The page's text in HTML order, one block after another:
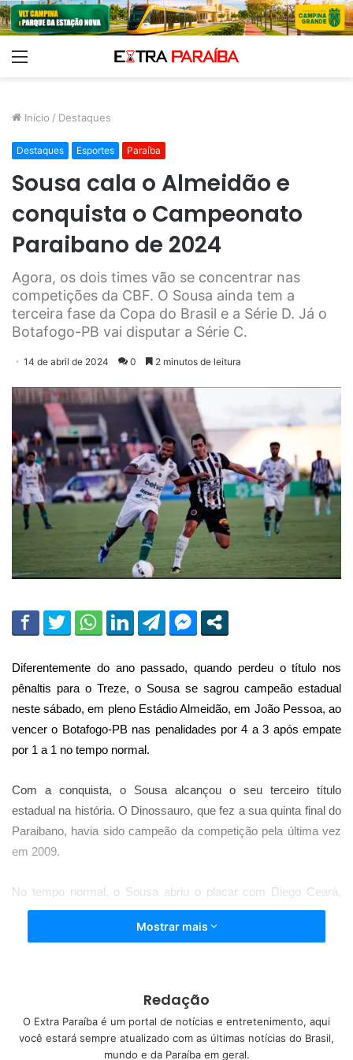
Início / Destaques
Destaques Esportes Paraíba
Sousa cala o Almeidão e
conquista o Campeonato
Paraibano de 2024
Agora, os dois times vão se concentrar nas
competições da CBF. O Sousa ainda tem a
terceira fase da Copa do Brasil e a Série D. Já o
Botafogo-PB vai disputar a Série C.
14 de abril de 2024 0 2 minutos de leitura
Diferentemente do ano passado, quando perdeu o título nos
pênaltis para o Treze, o Sousa se sagrou campeão estadual
neste sábado, em pleno Estádio Almeidão, em João Pessoa, ao
vencer o Botafogo-PB nas penalidades por 4 a 3 após empate
por 1 a 1 no tempo normal.
Com a conquista, o Sousa alcançou o seu terceiro título
estadual na história. O Dinossauro, que fez a sua quinta final do
Paraibano, havia sido campeão da competição pela última vez
em 2009.
No tempo normal, o Sousa abriu o placar com Diego Ceará,
artilheiro da competição, aos 6 minutos, cabendo a Bruno Leite
empatar para o Belo aos 39 do segundo tempo, levando a
Agora, os dois times vão se concentrar nas competições da
CBF. O Sousa ainda tem a terceira fase da Copa do Brasil e a
Série D. Já o Botafogo-PB vai disputar a Série C.
Mostrar mais
Redação
O Extra Paraíba é um portal de notícias e entretenimento, aqui
você estará sempre atualizado com as últimas notícias do Brasil,
mundo e da Paraíba em geral.